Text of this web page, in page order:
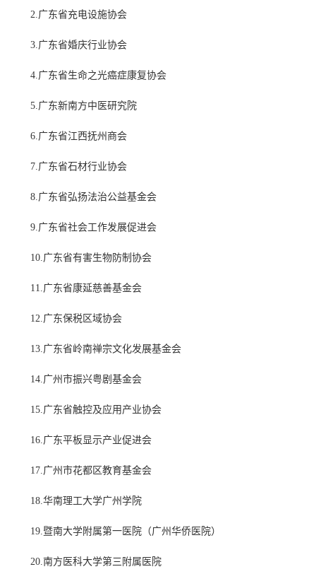
2.广东省充电设施协会
3.广东省婚庆行业协会
4.广东省生命之光癌症康复协会
5.广东新南方中医研究院
6.广东省江西抚州商会
7.广东省石材行业协会
8.广东省弘扬法治公益基金会
9.广东省社会工作发展促进会
10.广东省有害生物防制协会
11.广东省康延慈善基金会
12.广东保税区域协会
13.广东省岭南禅宗文化发展基金会
14.广州市振兴粤剧基金会
15.广东省触控及应用产业协会
16.广东平板显示产业促进会
17.广州市花都区教育基金会
18.华南理工大学广州学院
19.暨南大学附属第一医院（广州华侨医院）
20.南方医科大学第三附属医院